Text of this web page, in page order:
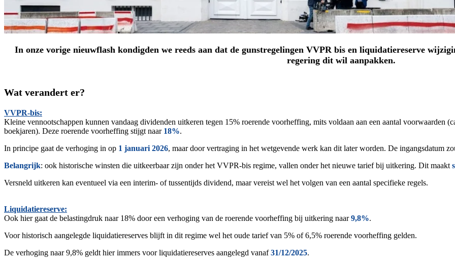
In onze vorige nieuwflash kondigden we reeds aan dat de gunstregelingen VVPR bis en liquidatiereserve
regering dit wil aanpakken.
Wat verandert er?
VVPR-bis:
Kleine vennootschappen kunnen vandaag dividenden uitkeren tegen 15% roerende voorheffing, mits voldaan aan een aantal voorwaarden
boekjaren). Deze roerende voorheffing stijgt naar 18%.
In principe gaat de verhoging in op 1 januari 2026, maar door vertraging in het wetgevende werk kan dit later worden. De ingangsdatum
Belangrijk: ook historische winsten die uitkeerbaarzijn onder het VVPR-bis regime, vallen onder het nieuwe tarief bij uitkering. Dit maakt
Versneld uitkeren kan eventueel via een interim- of tussentijds dividend, maar vereist wel het volgen van een aantal specifieke regels.
Liquidatiereserve:
Ook hier gaat de belastingdruk naar18% door een verhoging van de roerende voorheffing bij uitkering naar9,8%.
Voor historisch aangelegde liquidatiereserves blijft in dit regime wel het oude tarief van 5% of 6,5% roerende voorheffing gelden.
De verhoging naar 9,8% geldt hier immers voor liquidatiereserves aangelegd vanaf31/12/2025.